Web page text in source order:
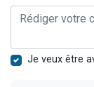
Je veux être